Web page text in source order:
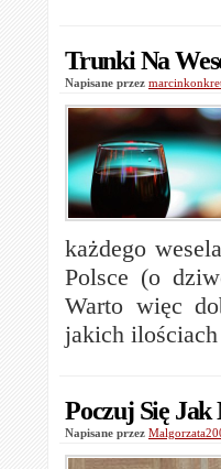
Trunki Na
Napisane przez
każdego
Polsce (o
Warto więc
jakich
Poczuj Się
Napisane przez